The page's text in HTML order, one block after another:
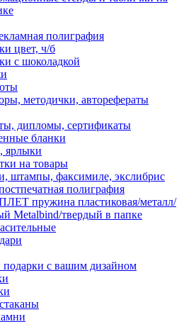
полиграфия
цвет, ч/б
с шоколадкой
методички, авторефераты
дипломы, сертификаты
бланки
ярлыки
на товары
штампы, факсимиле, экслибрис
полиграфия
пружина пластиковая/металл/
Metalbind/твердый в папке
с вашим дизайном